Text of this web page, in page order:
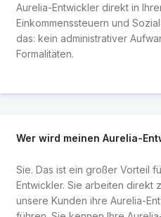
Aurelia-Entwickler direkt in
Einkommenssteuern und
das: kein administrativer
Formalitäten.
Wer wird meinen Aurelia-
Sie. Das ist ein großer Vorteil
Entwickler. Sie arbeiten direkt
unsere Kunden ihre Aurelia-